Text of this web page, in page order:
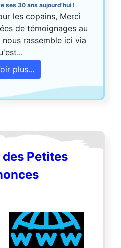
ses 30 ans aujourd'hui !
les copains, Merci
de témoignages au
rassemble ici via
plus...
Petites